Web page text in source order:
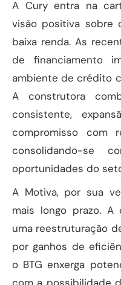
A Cury entra na
visão positiva sobre
baixa renda. As
de financiamento
ambiente de crédito
A construtora
consistente,
compromisso com
consolidando-se
oportunidades do
A Motiva, por sua
mais longo prazo. A
uma reestruturação
por ganhos de
o BTG enxerga